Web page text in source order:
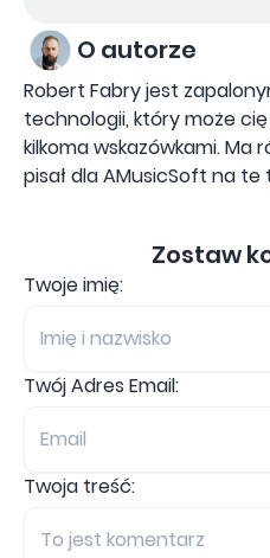
O autorze
Robert Fabry jest
technologii, który może
kilkoma wskazówkami. Ma
pisał dla AMusicSoft na
Zostaw
Twoje imię:
Twój Adres Email:
Twoja treść: